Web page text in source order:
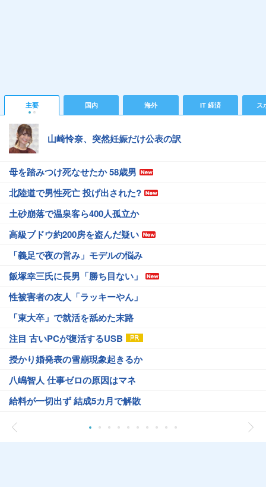
主要 国内 海外 IT 経済 ス
山崎怜奈、突然妊娠だけ公表の訳
母を踏みつけ死なせたか 58歳男
北陸道で男性死亡 投げ出された?
土砂崩落で温泉客ら400人孤立か
高級ブドウ約200房を盗んだ疑い
「義足で夜の営み」モデルの悩み
飯塚幸三氏に長男「勝ち目ない」
性被害者の友人「ラッキーやん」
「東大卒」で就活を舐めた末路
注目 古いPCが復活するUSB
授かり婚発表の雪崩現象起きるか
八嶋智人 仕事ゼロの原因はマネ
給料が一切出ず 結成5カ月で解散